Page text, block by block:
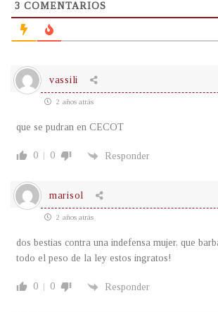
3 COMENTARIOS
vassili
2 años atrás
que se pudran en CECOT
0 0 Responder
marisol
2 años atrás
dos bestias contra una indefensa mujer, que
todo el peso de la ley estos ingratos!
0 0 Responder